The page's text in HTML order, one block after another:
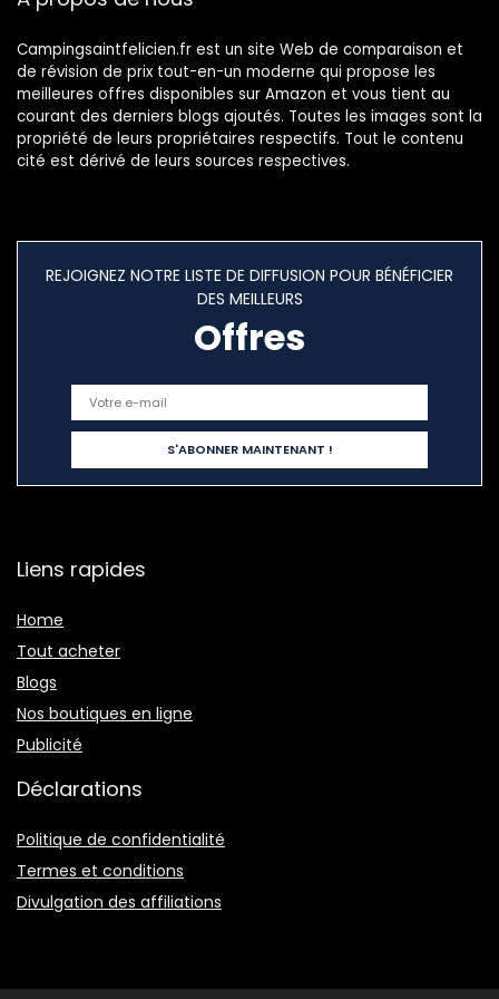
Campingsaintfelicien.fr est un site Web de comparaison et
de révision de prix tout-en-un moderne qui propose les
meilleures offres disponibles sur Amazon et vous tient au
courant des derniers blogs ajoutés. Toutes les images sont la
propriété de leurs propriétaires respectifs. Tout le contenu
cité est dérivé de leurs sources respectives.
REJOIGNEZ NOTRE LISTE DE DIFFUSION POUR BÉNÉFICIER
DES MEILLEURS
Offres
Liens rapides
Home
Tout acheter
Blogs
Nos boutiques en ligne
Publicité
Déclarations
Politique de confidentialité
Termes et conditions
Divulgation des affiliations